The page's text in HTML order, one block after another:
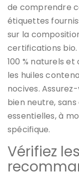
de comprendre
étiquettes
sur la
certifications bio.
100 % naturels
les huiles
nocives.
bien neutre, sans
essentielles, à
spécifique.
Vérifiez